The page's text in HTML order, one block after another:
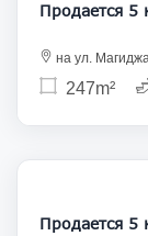
на ул.
247m²